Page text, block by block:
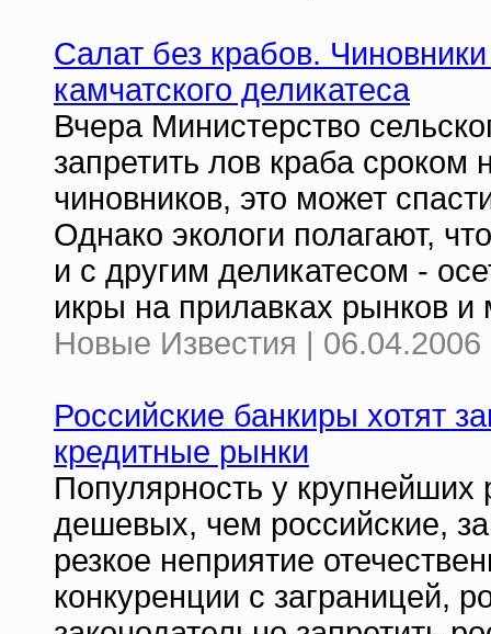
Салат без крабов.
камчатского деликатеса
Вчера Министерство
запретить лов краба
чиновников, это может
Однако экологи полагают,
и с другим деликатесом -
икры на прилавках рынков и
Новые Известия | 06.04.2006
Российские банкиры хотят
кредитные рынки
Популярность у крупнейших
дешевых, чем российские,
резкое неприятие
конкуренции с заграницей,